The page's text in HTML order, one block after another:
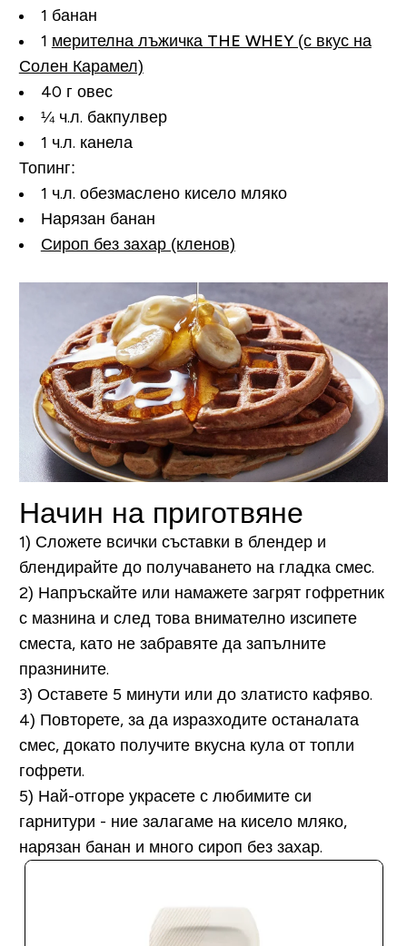
1 банан
1 мерителна лъжичка THE WHEY (с вкус на
Солен Карамел)
40 г овес
¼ ч.л. бакпулвер
1 ч.л. канела
Топинг:
1 ч.л. обезмаслено кисело мляко
Нарязан банан
Сироп без захар (кленов)
Начин на приготвяне
1) Сложете всички съставки в блендер и
блендирайте до получаването на гладка смес.
2) Напръскайте или намажете загрят гофретник
с мазнина и след това внимателно изсипете
сместа, като не забравяте да запълните
празнините.
3) Оставете 5 минути или до златисто кафяво.
4) Повторете, за да изразходите останалата
смес, докато получите вкусна кула от топли
гофрети.
5) Най-отгоре украсете с любимите си
гарнитури - ние залагаме на кисело мляко,
нарязан банан и много сироп без захар.